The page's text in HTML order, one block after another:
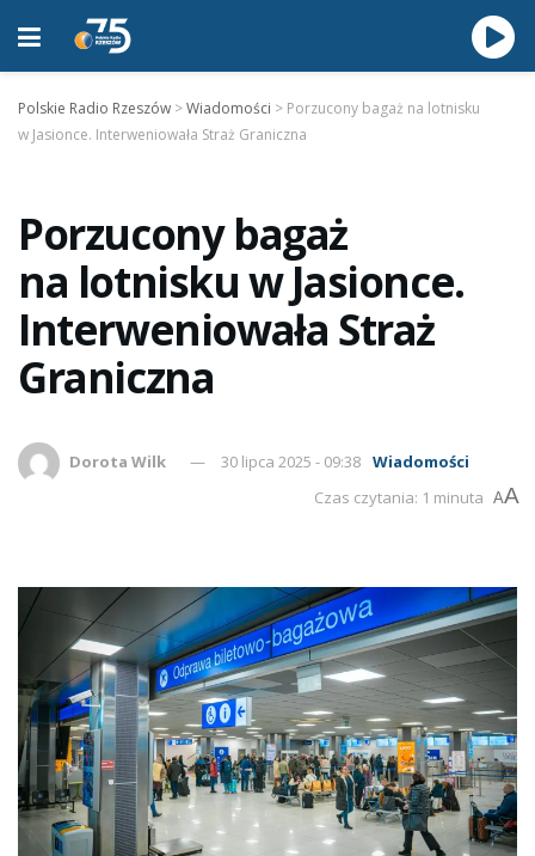
Polskie Radio Rzeszów >Wiadomości > Porzucony bagaż na lotnisku
w Jasionce. Interweniowała Straż Graniczna
Porzucony bagaż
na lotnisku w Jasionce.
Interweniowała Straż
Graniczna
Dorota Wilk 30 lipca 2025 - 09:38 Wiadomości
Czas czytania: 1 minuta AA